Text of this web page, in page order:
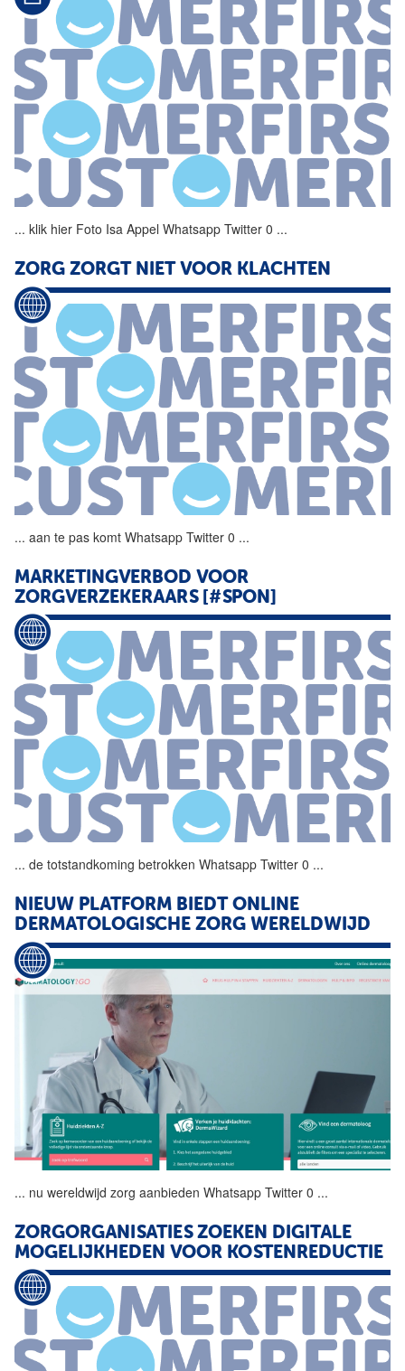
... klik hier Foto Isa Appel Whatsapp Twitter 0 ...
ZORG ZORGT NIET VOOR KLACHTEN
... aan te pas komt Whatsapp Twitter 0 ...
MARKETINGVERBOD VOOR
ZORGVERZEKERAARS [#SPON]
... de totstandkoming betrokken Whatsapp Twitter 0 ...
NIEUW PLATFORM BIEDT ONLINE
DERMATOLOGISCHE ZORG WERELDWIJD
... nu wereldwijd zorg aanbieden Whatsapp Twitter 0 ...
ZORGORGANISATIES ZOEKEN DIGITALE
MOGELIJKHEDEN VOOR KOSTENREDUCTIE